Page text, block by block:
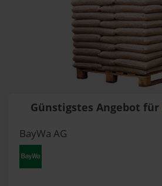
Günstigstes Angebot für
BayWa AG